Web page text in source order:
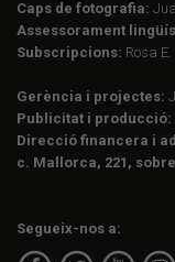
Caps de fotografia:
Assessorament
Subscripcions: Rosa
Gerència i projectes:
Publicitat i producció:
Direcció financera i
c. Mallorca, 221,
Segueix-nos a: